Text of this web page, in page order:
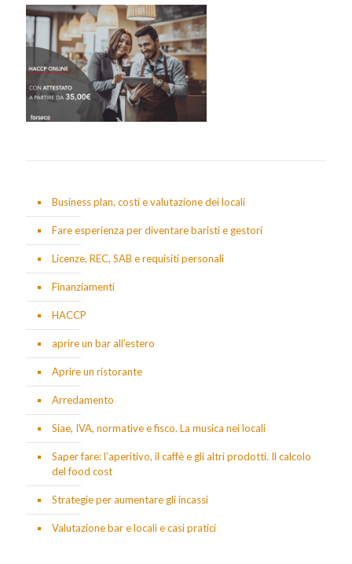
Business plan, costi e valutazione dei locali
Fare esperienza per diventare baristi e gestori
Licenze, REC, SAB e requisiti personali
Finanziamenti
HACCP
aprire un bar all’estero
Aprire un ristorante
Arredamento
Siae, IVA, normative e fisco. La musica nei locali
Saper fare: l’aperitivo, il caffè e gli altri prodotti. Il calcolo
del food cost
Strategie per aumentare gli incassi
Valutazione bar e locali e casi pratici